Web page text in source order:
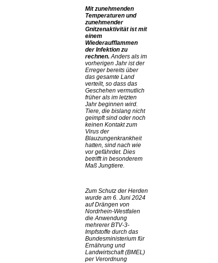
Mit zunehmenden
Temperaturen und
zunehmender
Gnitzenaktivität ist mit
einem
Wiederaufflammen
der Infektion zu
rechnen. Anders als im
vorherigen Jahr ist der
Erreger bereits über
das gesamte Land
verteilt, so dass das
Geschehen vermutlich
früher als im letzten
Jahr beginnen wird.
Tiere, die bislang nicht
geimpft sind oder noch
keinen Kontakt zum
Virus der
Blauzungenkrankheit
hatten, sind nach wie
vor gefährdet. Dies
betrifft in besonderem
Maß Jungtiere.
Zum Schutz der Herden
wurde am 6. Juni 2024
auf Drängen von
Nordrhein-Westfalen
die Anwendung
mehrerer BTV-3-
Impfstoffe durch das
Bundesministerium für
Ernährung und
Landwirtschaft (BMEL)
per Verordnung